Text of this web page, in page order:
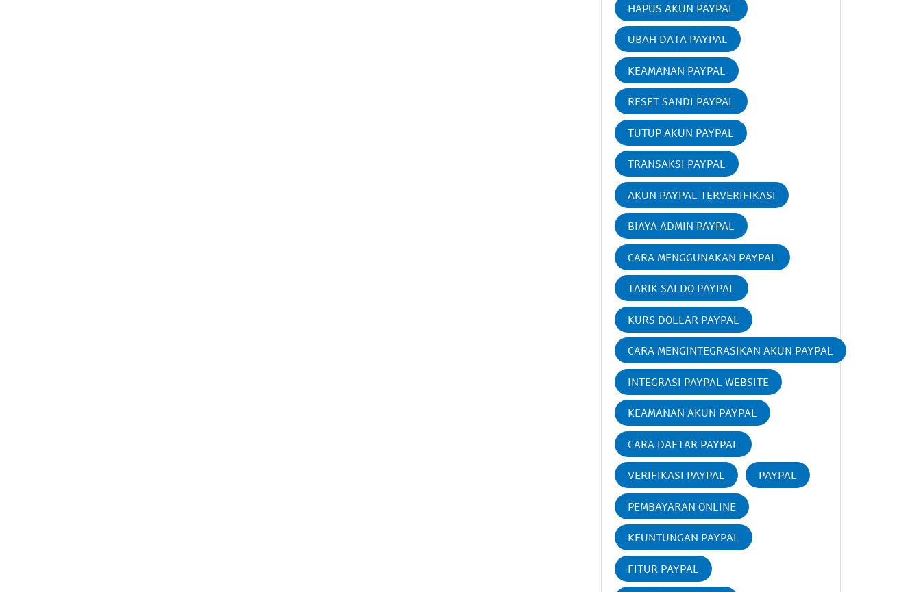
HAPUS AKUN PAYPAL
UBAH DATA PAYPAL
KEAMANAN PAYPAL
RESET SANDI PAYPAL
TUTUP AKUN PAYPAL
TRANSAKSI PAYPAL
AKUN PAYPAL TERVERIFIKASI
BIAYA ADMIN PAYPAL
CARA MENGGUNAKAN PAYPAL
TARIK SALDO PAYPAL
KURS DOLLAR PAYPAL
CARA MENGINTEGRASIKAN AKUN PAYPAL
INTEGRASI PAYPAL WEBSITE
KEAMANAN AKUN PAYPAL
CARA DAFTAR PAYPAL
VERIFIKASI PAYPAL PAYPAL
PEMBAYARAN ONLINE
KEUNTUNGAN PAYPAL
FITUR PAYPAL